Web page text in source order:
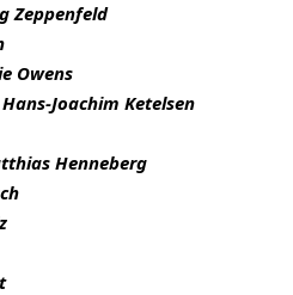
Zeppenfeld
Owens
Joachim Ketelsen
Henneberg